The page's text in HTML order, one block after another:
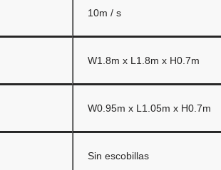
10m / s
W1.8m x L1.8m x H0.7m
W0.95m x L1.05m x H0.7m
Sin escobillas